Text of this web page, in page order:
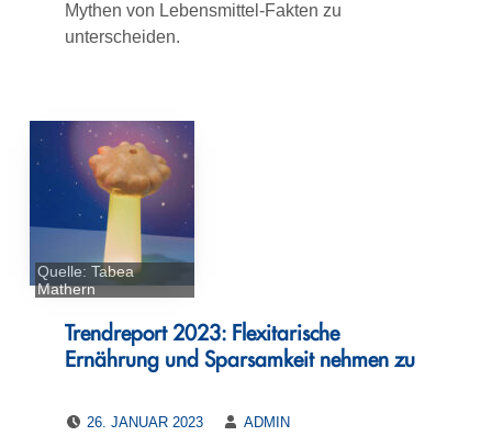
Mythen von Lebensmittel-Fakten zu
unterscheiden.
Quelle: Tabea
Mathern
Trendreport 2023: Flexitarische
Ernährung und Sparsamkeit nehmen zu
26. JANUAR 2023
ADMIN